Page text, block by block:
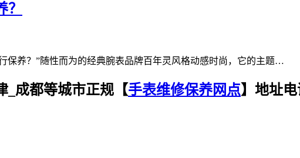
保养？”随性而为的经典腕表品牌百年灵风格动感时尚，它的主题…
_成都等城市正规【手表维修保养网点】地址电